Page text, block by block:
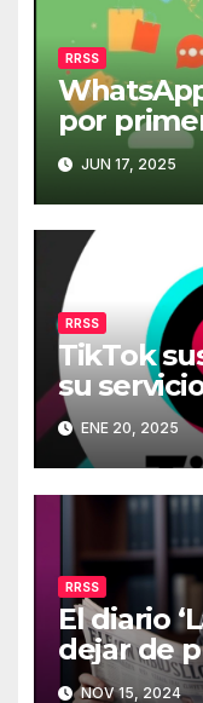
RRSS
por
JUN 17, 2025
RRSS
TikTok
su
ENE 20, 2025
RRSS
El diario
dejar de
(Twitter)
NOV 15, 2024